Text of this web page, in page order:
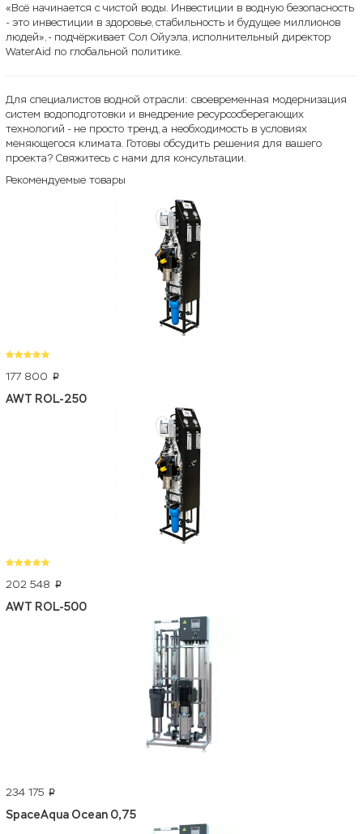
«Всё начинается с чистой воды. Инвестиции в водную безопасность
- это инвестиции в здоровье, стабильность и будущее миллионов
людей», - подчёркивает Сол Ойуэла, исполнительный директор
WaterAid по глобальной политике.
Для специалистов водной отрасли: своевременная модернизация
систем водоподготовки и внедрение ресурсосберегающих
технологий - не просто тренд, а необходимость в условиях
меняющегося климата. Готовы обсудить решения для вашего
проекта? Свяжитесь с нами для консультации.
Рекомендуемые товары
177 800 p
AWT ROL-250
202 548 p
AWT ROL-500
234 175 p
SpaceAqua Ocean 0,75